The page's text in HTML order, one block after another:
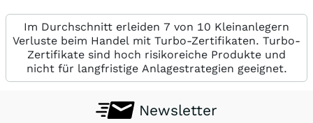
Im Durchschnitt erleiden 7 von 10 Kleinanlegern
Verluste beim Handel mit Turbo-Zertifikaten. Turbo-
Zertifikate sind hoch risikoreiche Produkte und
nicht für langfristige Anlagestrategien geeignet.
Newsletter